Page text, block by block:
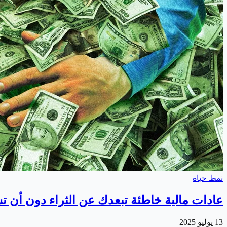
نمط حياة
عادات مالية خاطئة تبعدك عن الثراء دون أن
13 يوليو 2025